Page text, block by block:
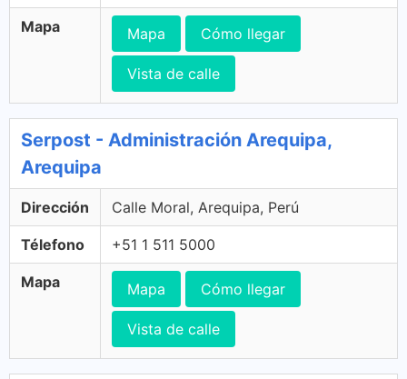
Mapa Mapa Cómo llegar
Vista de calle
Serpost - Administración Arequipa,
Arequipa
Dirección Calle Moral, Arequipa, Perú
Télefono +51 1 511 5000
Mapa Mapa Cómo llegar
Vista de calle